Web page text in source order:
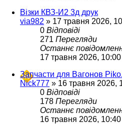
Візки КВЗ-И2 3д друк
via982 » 17 травня 2026,
0 Відповіді
271 Перегляди
Останнє
17 травня 2026, 10:00
Запчасти для Вагонов Piko.
Nick777 » 16 травня 2026,
0 Відповіді
178 Перегляди
Останнє
16 травня 2026, 10:40